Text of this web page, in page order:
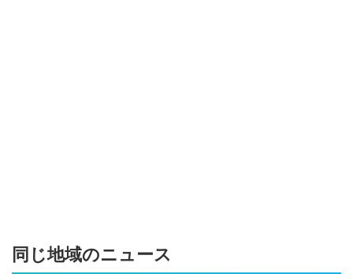
同じ地域のニュース